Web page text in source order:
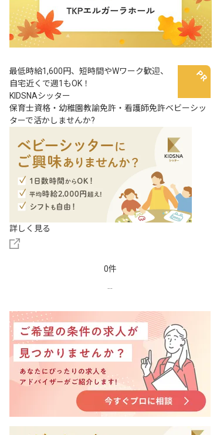
最低時給1,600円、短時間やWワーク歓迎、
自宅近くで週1もOK！
KIDSNAシッター
保育士資格・幼稚園教諭免許・看護師免許ベビーシッ
ターで活かしませんか?
詳しく見る
0件